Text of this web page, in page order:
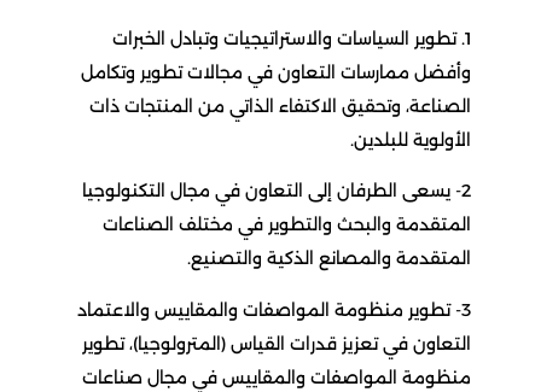
1. تطوير السياسات والاستراتيجيات وتبادل الخبرات
وأفضل ممارسات التعاون في مجالات تطوير وتكامل
الصناعة، وتحقيق الاكتفاء الذاتي من المنتجات ذات
الأولوية للبلدين.
2- يسعى الطرفان إلى التعاون في مجال التكنولوجيا
المتقدمة والبحث والتطوير في مختلف الصناعات
المتقدمة والمصانع الذكية والتصنيع.
3- تطوير منظومة المواصفات والمقاييس والاعتماد
التعاون في تعزيز قدرات القياس (المترولوجيا)، تطوير
منظومة المواصفات والمقاييس في مجال صناعات